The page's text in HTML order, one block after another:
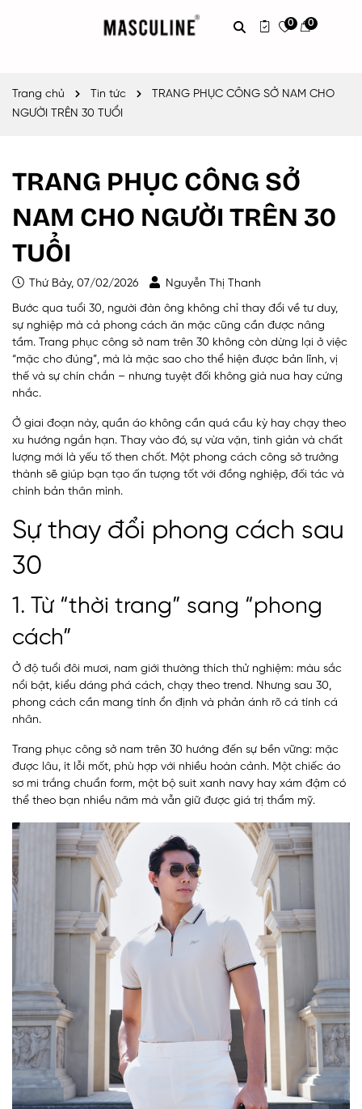
0 0
Trang chủ Tin tức
TRANG PHỤC CÔNG SỞ NAM CHO
NGƯỜI TRÊN 30 TUỔI
TRANG PHỤC CÔNG SỞ
NAM CHO NGƯỜI TRÊN 30
TUỔI
Thứ Bảy, 07/02/2026 Nguyễn Thị Thanh
Bước qua tuổi 30, người đàn ông không chỉ thay đổi về tư duy,
sự nghiệp mà cả phong cách ăn mặc cũng cần được nâng
tầm. Trang phục công sở nam trên 30 không còn dừng lại ở việc
“mặc cho đúng”, mà là mặc sao cho thể hiện được bản lĩnh, vị
thế và sự chín chắn – nhưng tuyệt đối không già nua hay cứng
nhắc.
Ở giai đoạn này, quần áo không cần quá cầu kỳ hay chạy theo
xu hướng ngắn hạn. Thay vào đó, sự vừa vặn, tinh giản và chất
lượng mới là yếu tố then chốt. Một phong cách công sở trưởng
thành sẽ giúp bạn tạo ấn tượng tốt với đồng nghiệp, đối tác và
chính bản thân mình.
Sự thay đổi phong cách sau
30
1. Từ “thời trang” sang “phong
cách”
Ở độ tuổi đôi mươi, nam giới thường thích thử nghiệm: màu sắc
nổi bật, kiểu dáng phá cách, chạy theo trend. Nhưng sau 30,
phong cách cần mang tính ổn định và phản ánh rõ cá tính cá
nhân.
Trang phục công sở nam trên 30 hướng đến sự bền vững: mặc
được lâu, ít lỗi mốt, phù hợp với nhiều hoàn cảnh. Một chiếc áo
sơ mi trắng chuẩn form, một bộ suit xanh navy hay xám đậm có
thể theo bạn nhiều năm mà vẫn giữ được giá trị thẩm mỹ.